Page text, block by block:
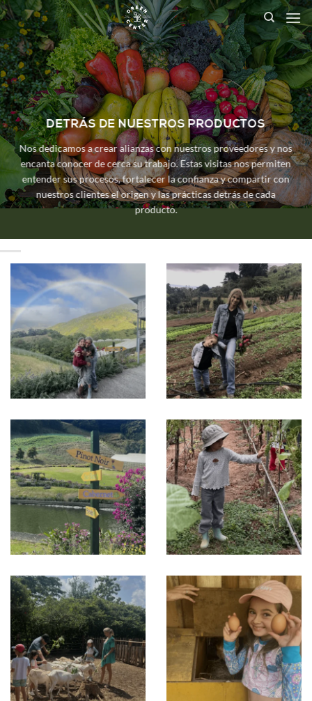
Saltar
contenido
DETRÁS DE NUESTROS PRODUCTOS
Nos dedicamos a crear alianzas con nuestros proveedores y nos
encanta conocer de cerca su trabajo. Estas visitas nos permiten
entender sus procesos, fortalecer la confianza y compartir con
nuestros clientes el origen y las prácticas detrás de cada
producto.